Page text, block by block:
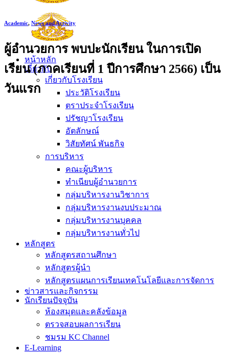
หน้าหลัก
เกี่ยวกับ
เกี่ยวกับโรงเรียน
ประวัติโรงเรียน
ตราประจำโรงเรียน
ปรัชญาโรงเรียน
อัตลักษณ์
วิสัยทัศน์ พันธกิจ
การบริหาร
คณะผู้บริหาร
ทำเนียบผู้อำนวยการ
กลุ่มบริหารงานวิชาการ
กลุ่มบริหารงานงบประมาณ
กลุ่มบริหารงานบุคคล
กลุ่มบริหารงานทั่วไป
หลักสูตร
หลักสูตรสถานศึกษา
หลักสูตรผู้นำ
หลักสูตรแผนการเรียนเทคโนโลยีและการจัดการ
ข่าวสารและกิจกรรม
นักเรียนปัจจุบัน
ห้องสมุดและคลังข้อมูล
ตรวจสอบผลการเรียน
ชมรม KC Channel
E-Learning
Academic, News and Activity
ผู้อำนวยการ พบปะนักเรียน ในการเปิด
เรียน (ภาคเรียนที่ 1 ปีการศึกษา 2566) เป็น
วันแรก